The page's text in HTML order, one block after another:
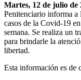
Martes, 12 de julio de
Penitenciario informa a
casos de la Covid-19
semana. Se realiza un
para brindarle la
libertad.
Esta información es de